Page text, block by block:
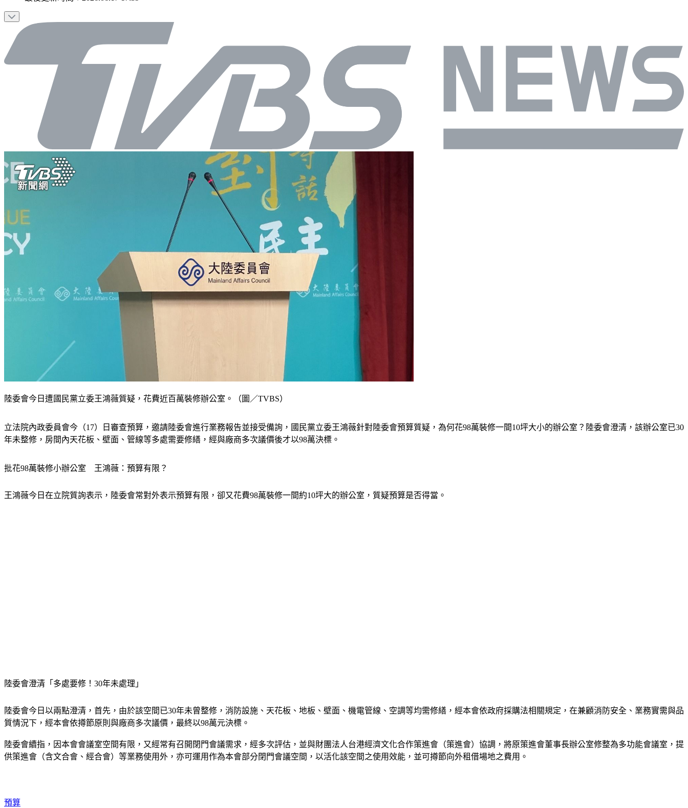
陸委會今日遭國民黨立委王鴻薇質疑，花費近百萬裝修辦公室。（圖／TVBS）
立法院內政委員會今（17）日審查預算，邀請陸委會進行業務報告並接受備詢，國民黨立委王鴻薇針對陸委會預算質疑，為何花98萬裝修一間10坪大小的辦公室？陸委會澄清，該辦公室已30
年未整修，房間內天花板、壁面、管線等多處需要修繕，經與廠商多次議價後才以98萬決標。
批花98萬裝修小辦公室　王鴻薇：預算有限？
王鴻薇今日在立院質詢表示，陸委會常對外表示預算有限，卻又花費98萬裝修一間約10坪大的辦公室，質疑預算是否得當。
陸委會澄清「多處要修！30年未處理」
陸委會今日以兩點澄清，首先，由於該空間已30年未曾整修，消防設施、天花板、地板、壁面、機電管線、空調等均需修繕，經本會依政府採購法相關規定，在兼顧消防安全、業務實需與品
質情況下，經本會依撙節原則與廠商多次議價，最終以98萬元決標。
陸委會續指，因本會會議室空間有限，又經常有召開閉門會議需求，經多次評估，並與財團法人台港經濟文化合作策進會（策進會）協調，將原策進會董事長辦公室修整為多功能會議室，提
供策進會（含文合會、經合會）等業務使用外，亦可運用作為本會部分閉門會議空間，以活化該空間之使用效能，並可撙節向外租借場地之費用。
預算